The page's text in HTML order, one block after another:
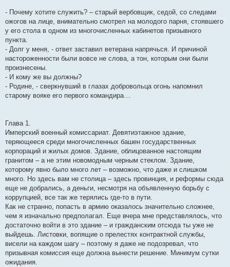
- Почему хотите служить? – старый вербовщик, седой, со следами
ожогов на лице, внимательно смотрел на молодого парня, стоявшего
у его стола в одном из многочисленных кабинетов призывного
пункта.
- Долг у меня, - ответ заставил ветерана напрячься. И причиной
настороженности были вовсе не слова, а тон, которым они были
произнесены.
- И кому же вы должны?
- Родине, - сверкнувший в глазах добровольца огонь напомнил
старому вояке его первого командира…
Глава 1.
Имперский военный комиссариат. Девятиэтажное здание,
теряющееся среди многочисленных башен государственных
корпораций и жилых домов. Здание, облицованное настоящим
гранитом – а не этим новомодным черным стеклом. Здание,
которому явно было много лет – возможно, что даже и слишком
много. Но здесь вам не столица – здесь провинция, и реформы сюда
еще не добрались, а деньги, несмотря на объявленную борьбу с
коррупцией, все так же терялись где-то в пути.
Как не странно, попасть в армию оказалось значительно сложнее,
чем я изначально предполагал. Еще вчера мне представлялось, что
достаточно войти в это здание – и гражданским отсюда ты уже не
выйдешь. Листовки, вопящие о прелестях контрактной службы,
висели на каждом шагу – поэтому я даже не подозревал, что
призывная комиссия еще должна вынести решение. Минимум сутки
ожидания.